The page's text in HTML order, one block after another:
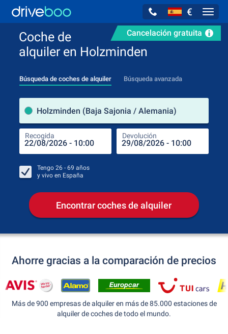
€
Cancelación gratuita
Coche de
alquiler en Holzminden
Búsqueda de coches de alquiler Búsqueda avanzada
Holzminden (Baja Sajonia / Alemania)
Recogida Devolución
Tengo 26 - 69 años
y vivo en España
Encontrar coches de alquiler
Ahorre gracias a la comparación de precios
Más de 900 empresas de alquiler en más de 85.000 estaciones de
alquiler de coches de todo el mundo.